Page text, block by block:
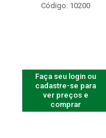
Código: 10200
Faça seu login ou
cadastre-se para
ver preços e
comprar